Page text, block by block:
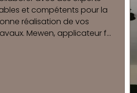
la pose de carrelage à Saint
Le Grand grâce à nos 50
d'expérience dans le milieu,
à votre disposition pour